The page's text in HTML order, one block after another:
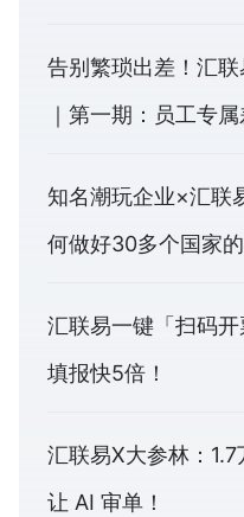
告别繁琐出差！汇
｜第一期：员工专
知名潮玩企业×汇联
何做好30多个国家
汇联易一键「扫码
填报快5倍！
汇联易X大参林：
让 AI 审单！